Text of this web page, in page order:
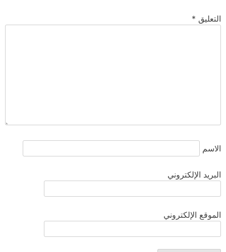
التعليق *
الاسم
البريد الإلكتروني
الموقع الإلكتروني